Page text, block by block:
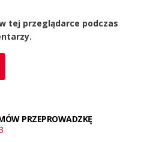
tej przeglądarce podczas
PRZEPROWADZKĘ